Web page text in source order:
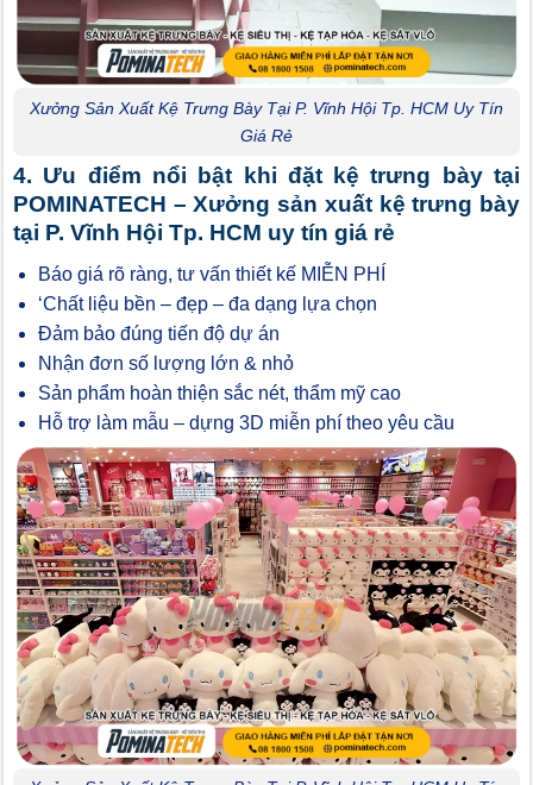
Xưởng Sản Xuất Kệ Trưng Bày Tại P. Vĩnh Hội Tp. HCM Uy Tín
Giá Rẻ
4. Ưu điểm nổi bật khi đặt kệ trưng bày tại
POMINATECH – Xưởng sản xuất kệ trưng bày
tại P. Vĩnh Hội Tp. HCM uy tín giá rẻ
Báo giá rõ ràng, tư vấn thiết kế MIỄN PHÍ
‘Chất liệu bền – đẹp – đa dạng lựa chọn
Đảm bảo đúng tiến độ dự án
Nhận đơn số lượng lớn & nhỏ
Sản phẩm hoàn thiện sắc nét, thẩm mỹ cao
Hỗ trợ làm mẫu – dựng 3D miễn phí theo yêu cầu